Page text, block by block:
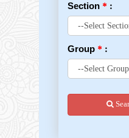
Section * :
Group * :